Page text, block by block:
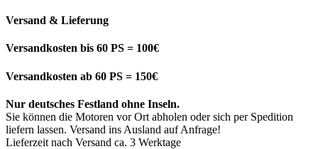
Versand & Lieferung
Versandkosten bis 60 PS = 100€
Versandkosten ab 60 PS = 150€
Nur deutsches Festland ohne Inseln.
Sie können die Motoren vor Ort abholen oder sich per Spedition
liefern lassen. Versand ins Ausland auf Anfrage!
Lieferzeit nach Versand ca. 3 Werktage